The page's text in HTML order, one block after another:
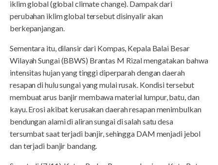
iklim global (global climate change). Dampak dari
perubahan iklim global tersebut disinyalir akan
berkepanjangan.
Sementara itu, dilansir dari Kompas, Kepala Balai Besar
Wilayah Sungai (BBWS) Brantas M Rizal mengatakan bahwa
intensitas hujan yang tinggi diperparah dengan daerah
resapan di hulu sungai yang mulai rusak. Kondisi tersebut
membuat arus banjir membawa material lumpur, batu, dan
kayu. Erosi akibat kerusakan daerah resapan menimbulkan
bendungan alami di aliran sungai di salah satu desa
tersumbat saat terjadi banjir, sehingga DAM menjadi jebol
dan terjadi banjir bandang.